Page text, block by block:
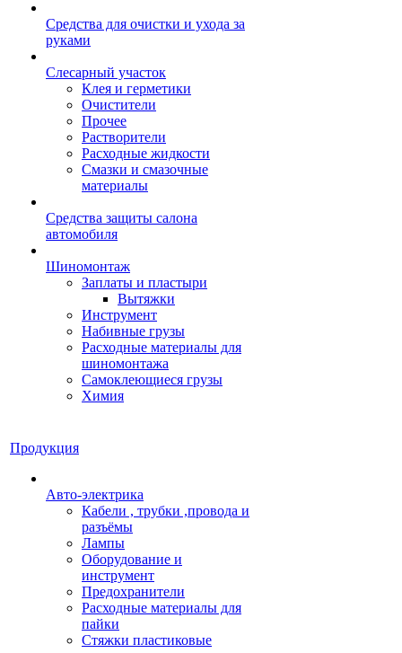
Средства для очистки и ухода за
руками
Слесарный участок
Клея и герметики
Очистители
Прочее
Растворители
Расходные жидкости
Смазки и смазочные
материалы
Средства защиты салона
автомобиля
Шиномонтаж
Заплаты и пластыри
Вытяжки
Инструмент
Набивные грузы
Расходные материалы для
шиномонтажа
Самоклеющиеся грузы
Химия
Продукция
Авто-электрика
Кабели , трубки ,провода и
разъёмы
Лампы
Оборудование и
инструмент
Предохранители
Расходные материалы для
пайки
Стяжки пластиковые